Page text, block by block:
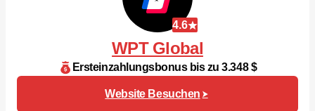
4.6
WPT Global
Ersteinzahlungsbonus bis zu 3.348 $
Website Besuchen